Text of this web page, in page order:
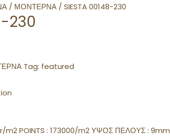
/ ΜΟΝΤΕΡΝΑ / SIESTA 00148-230
230
Tag: featured
m2 POINTS : 173000/m2 ΥΨΟΣ ΠΕΛΟΥΣ : 9mm